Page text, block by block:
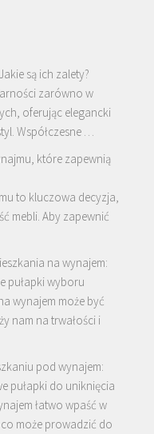
są ich zalety?
zarówno w
oferując elegancki
Współczesne …
które zapewnią
to kluczowa decyzja,
mebli. Aby zapewnić
na wynajem:
pułapki wyboru
wynajem może być
nam na trwałości i
pod wynajem:
pułapki do uniknięcia
łatwo wpaść w
może prowadzić do